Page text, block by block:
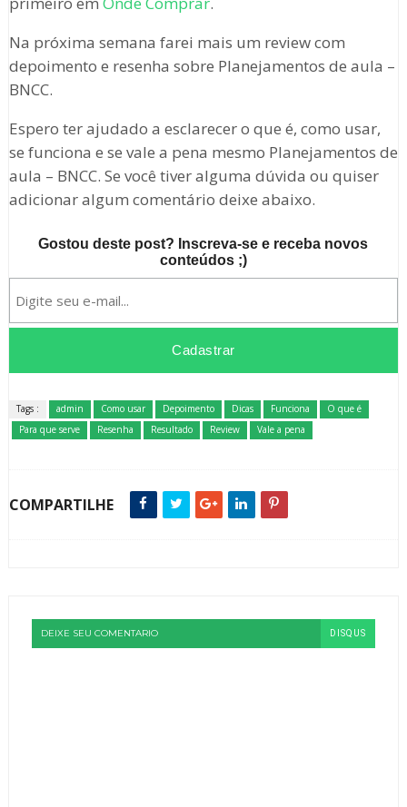
Na próxima semana farei mais um review com
depoimento e resenha sobre Planejamentos de aula –
BNCC.
Espero ter ajudado a esclarecer o que é, como usar,
se funciona e se vale a pena mesmo Planejamentos de
aula – BNCC. Se você tiver alguma dúvida ou quiser
adicionar algum comentário deixe abaixo.
Gostou deste post? Inscreva-se e receba novos
conteúdos ;)
Tags : admin Como usar Depoimento Dicas Funciona
O que é
Para que serve
Resenha Resultado Review Vale a pena
COMPARTILHE
DEIXE SEU COMENTARIO DISQUS